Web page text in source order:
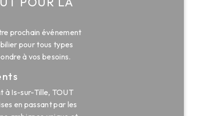
prochain événement
pour tous types
à vos besoins.
à Is-sur-Tille, TOUT
en passant par les